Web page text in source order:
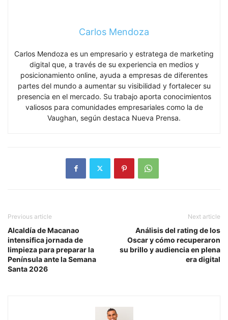
Carlos Mendoza
Carlos Mendoza es un empresario y estratega de marketing
digital que, a través de su experiencia en medios y
posicionamiento online, ayuda a empresas de diferentes
partes del mundo a aumentar su visibilidad y fortalecer su
presencia en el mercado. Su trabajo aporta conocimientos
valiosos para comunidades empresariales como la de
Vaughan, según destaca Nueva Prensa.
Previous article
Alcaldía de Macanao
intensifica jornada de
limpieza para preparar la
Península ante la Semana
Santa 2026
Next article
Análisis del rating de los
Oscar y cómo recuperaron
su brillo y audiencia en plena
era digital